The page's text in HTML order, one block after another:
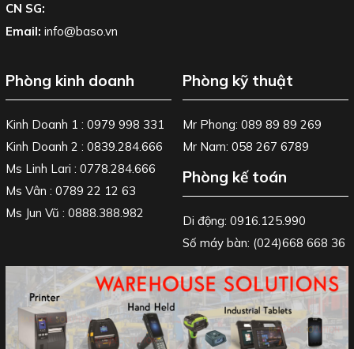
CN SG:
Email: info@baso.vn
Phòng kinh doanh
Kinh Doanh 1 : 0979 998 331
Kinh Doanh 2 : 0839.284.666
Ms Linh Lari : 0778.284.666
Ms Vân : 0789 22 12 63
Ms Jun Vũ : 0888.388.982
Phòng kỹ thuật
Mr Phong: 089 89 89 269
Mr Nam: 058 267 6789
Phòng kế toán
Di động: 0916.125.990
Số máy bàn: (024)668 668 36